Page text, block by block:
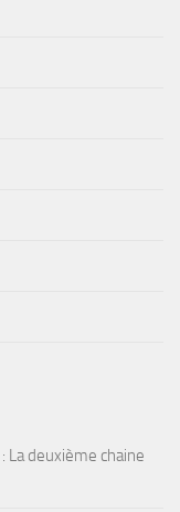
La deuxième chaine